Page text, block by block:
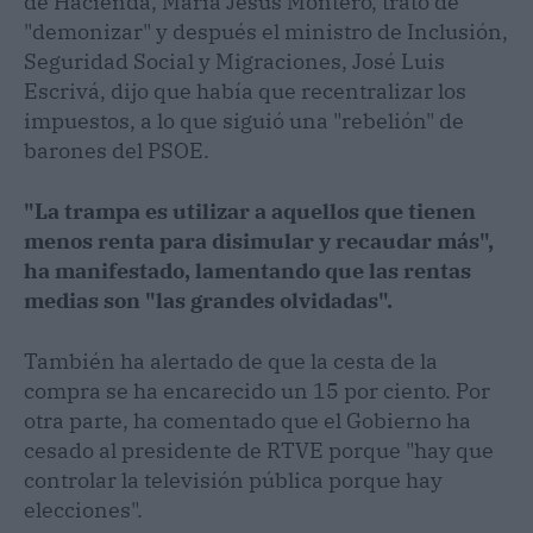
"demonizar" y después el ministro de Inclusión,
Seguridad Social y Migraciones, José Luis
Escrivá, dijo que había que recentralizar los
impuestos, a lo que siguió una "rebelión" de
barones del PSOE.
"La trampa es utilizar a aquellos que tienen
menos renta para disimular y recaudar más",
ha manifestado, lamentando que las rentas
medias son "las grandes olvidadas".
También ha alertado de que la cesta de la
compra se ha encarecido un 15 por ciento. Por
otra parte, ha comentado que el Gobierno ha
cesado al presidente de RTVE porque "hay que
controlar la televisión pública porque hay
elecciones".